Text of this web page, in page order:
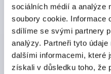
sociálních médií a analýze
soubory cookie. Informace
sdílíme se svými partnery
analýzy. Partneři tyto
dalšími informacemi, které
získali v důsledku toho, že
Ostatní zákazníci
NOVINKY